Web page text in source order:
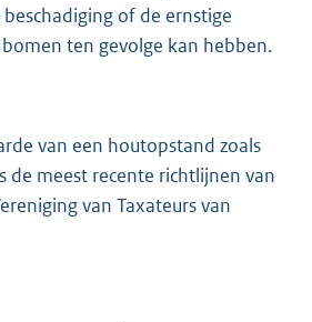
of de ernstige
ten gevolge kan hebben.
van een houtopstand zoals
de meest recente richtlijnen van
van Taxateurs van